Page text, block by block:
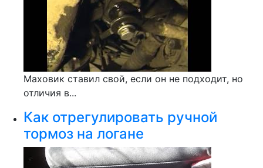
Маховик ставил свой, если он не подходит, но
отличия в...
Как отрегулировать ручной
тормоз на логане